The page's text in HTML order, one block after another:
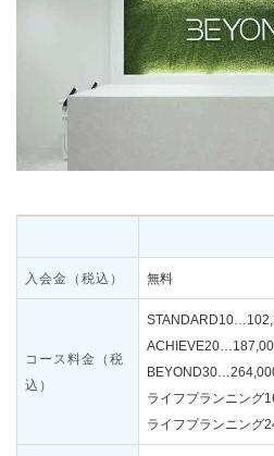
入会金（税込） 無料
コース料金（税
込）
ライフプランニング
ライフプランニング